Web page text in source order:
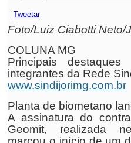
Tweetar
Foto/Luiz Ciabotti Neto/
COLUNA MG
Principais
integrantes da Rede
www.sindijorimg.com.br
Planta de biometano
A assinatura do
Geomit, realizada